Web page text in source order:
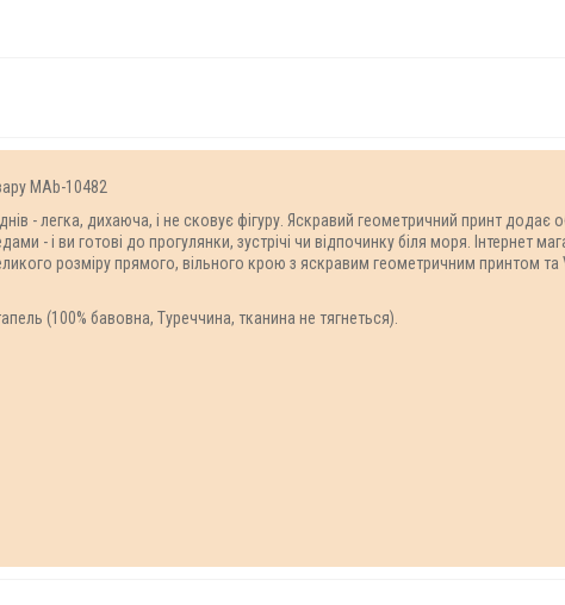
MAb-10482
- легка, дихаюча, і не сковує фігуру. Яскравий геометричний принт додає
- і ви готові до прогулянки, зустрічі чи відпочинку біля моря. Інтернет
розміру прямого, вільного крою з яскравим геометричним принтом та
(100% бавовна, Туреччина, тканина не тягнеться).